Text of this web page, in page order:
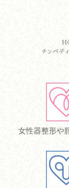
チンペデ
女性器整形や